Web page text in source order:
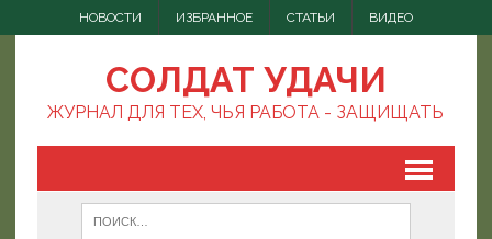
НОВОСТИ ИЗБРАННОЕ СТАТЬИ ВИДЕО
СОЛДАТ УДАЧИ
ЖУРНАЛ ДЛЯ ТЕХ, ЧЬЯ РАБОТА - ЗАЩИЩАТЬ